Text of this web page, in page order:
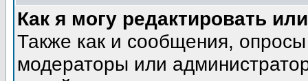
Как я могу редактировать
Также как и сообщения, опросы
модераторы или